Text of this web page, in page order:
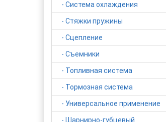
- Система охлаждения
- Стяжки пружины
- Сцепление
- Съемники
- Топливная система
- Тормозная система
- Универсальное применение
- Шарнирно-губцевый